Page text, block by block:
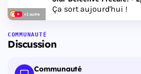
+1 autre
Ça sort aujourd'hui !
COMMUNAUTÉ
Discussion
Communauté